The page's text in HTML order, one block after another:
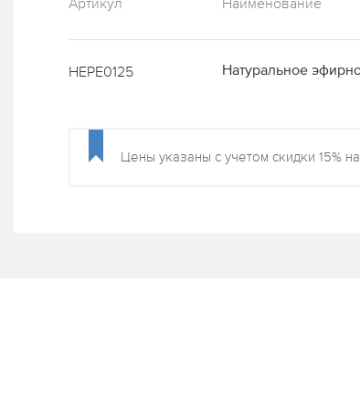
Артикул Наименование
HEPE0125 Натуральное
Цены указаны с учетом скидки 15%